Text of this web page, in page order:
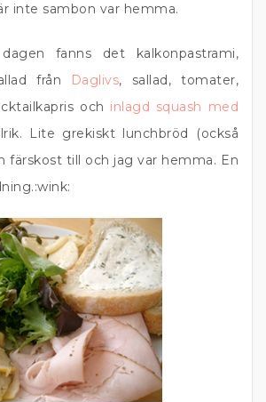
inte sambon var hemma.
fanns det kalkonpastrami,
från
Daglivs, sallad, tomater,
och inlagd squash med
Lite grekiskt lunchbröd (också
färskost till och jag var hemma. En